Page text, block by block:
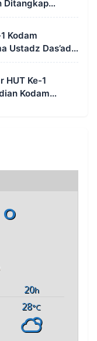
Ditangkap
Kodam
Ustadz Das’ad
HUT Ke-1
Kodam
20h
28°C